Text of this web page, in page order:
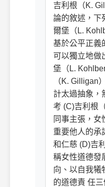
吉利根（K.
論的敘述，下
爾堡（L.
基於公平正義
可以獨立地做
堡（L.
（K. Gilligan
計太過抽象，
考 (C)吉利根
同事主張，女
重要他人的承
和仁慈 (D)吉
稱女性道德發
向、以自我犧
的道德責 任